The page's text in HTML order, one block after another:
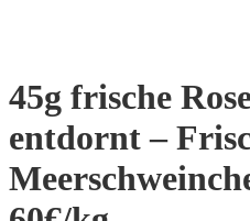
45g frische
entdornt –